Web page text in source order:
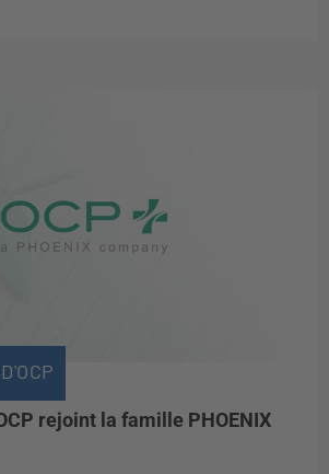
rejoint la famille PHOENIX